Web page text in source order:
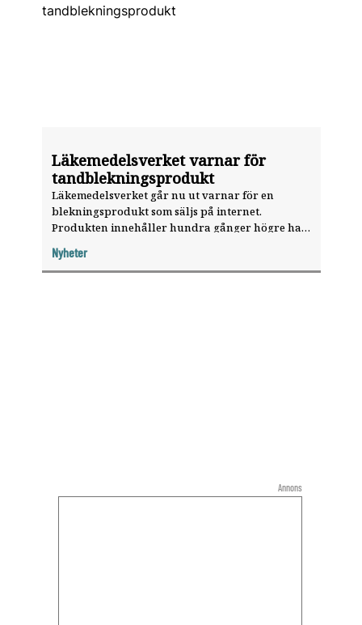
Läkemedelsverket varnar för
tandblekningsprodukt
Läkemedelsverket går nu ut varnar för en
blekningsprodukt som säljs på internet.
Produkten innehåller hundra gånger högre halt
Nyheter
Annons